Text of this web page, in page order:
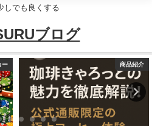
しでも良くする
ブログ
ー 商品紹介